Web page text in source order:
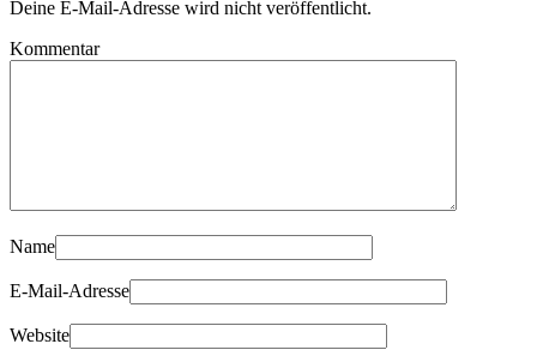
Deine E-Mail-Adresse wird nicht veröffentlicht.
Kommentar
Name
E-Mail-Adresse
Website